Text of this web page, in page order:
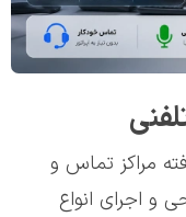
مراکز تماس و
و اجرای انواع